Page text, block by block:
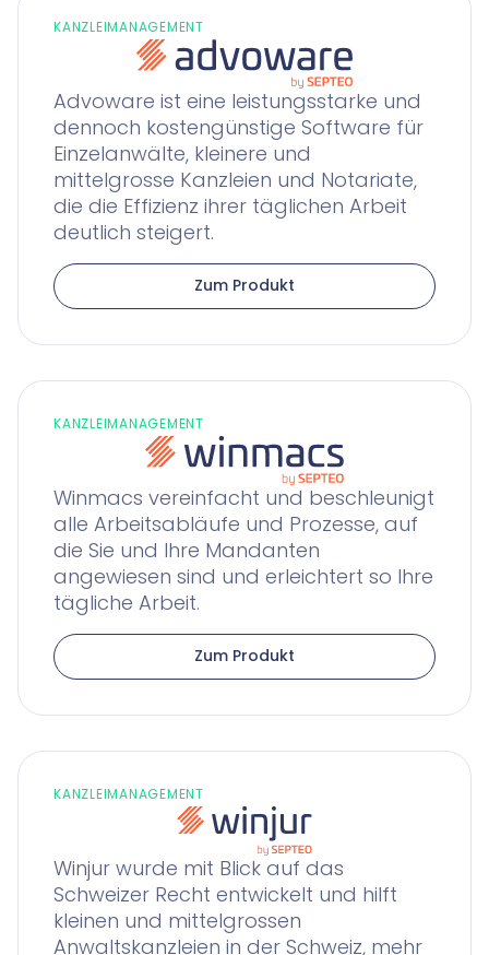
KANZLEIMANAGEMENT
Advoware ist eine leistungsstarke und
dennoch kostengünstige Software für
Einzelanwälte, kleinere und
mittelgrosse Kanzleien und Notariate,
die die Effizienz ihrer täglichen Arbeit
deutlich steigert.
Zum Produkt
KANZLEIMANAGEMENT
Winmacs vereinfacht und beschleunigt
alle Arbeitsabläufe und Prozesse, auf
die Sie und Ihre Mandanten
angewiesen sind und erleichtert so Ihre
tägliche Arbeit.
Zum Produkt
KANZLEIMANAGEMENT
Winjur wurde mit Blick auf das
Schweizer Recht entwickelt und hilft
kleinen und mittelgrossen
Anwaltskanzleien in der Schweiz, mehr